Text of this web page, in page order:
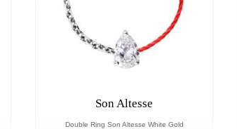
Son Altesse
Double Ring Son Altesse White Gold